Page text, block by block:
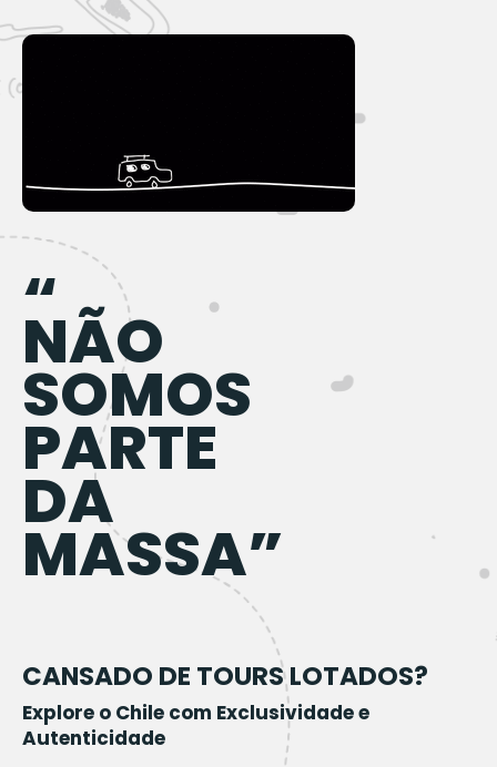
“
NÃO
SOMOS
PARTE
DA
MASSA”
CANSADO DE TOURS LOTADOS?
Explore o Chile com Exclusividade e
Autenticidade